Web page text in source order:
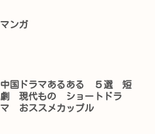
マンガ
中国ドラマあるある ５選 短
劇 現代もの ショートドラ
マ おススメカップル